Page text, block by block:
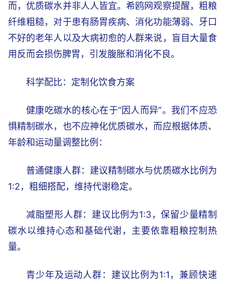
而，优质碳水并非人人皆宜。希鸥网观察提醒，粗粮
纤维粗糙，对于患有肠胃疾病、消化功能薄弱、牙口
不好的老年人以及大病初愈的人群来说，盲目大量食
用反而会损伤脾胃，引发腹胀和消化不良。
科学配比：定制化饮食方案
健康吃碳水的核心在于“因人而异”。我们不应恐
惧精制碳水，也不应神化优质碳水，而应根据体质、
年龄和运动量调整比例：
普通健康人群：建议精制碳水与优质碳水比例为
1:2，粗细搭配，维持代谢稳定。
减脂塑形人群：建议比例为1:3，保留少量精制
碳水以维持心态和基础代谢，主要依靠粗粮控制热
量。
青少年及运动人群：建议比例为1:1，兼顾快速